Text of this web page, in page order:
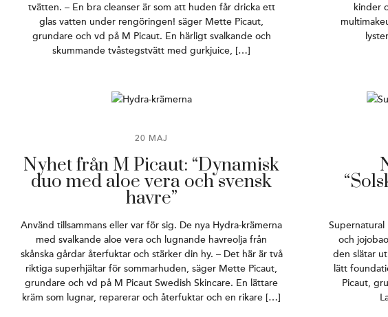
tvätten. – En bra cleanser är som att huden får dricka ett
glas vatten under rengöringen! säger Mette Picaut,
grundare och vd på M Picaut. En härligt svalkande och
skummande tvåstegstvätt med gurkjuice, […]
kinder
20 MAJ
Nyhet från M Picaut: “Dynamisk
duo med aloe vera och svensk
havre”
Använd tillsammans eller var för sig. De nya Hydra-krämerna
med svalkande aloe vera och lugnande havreolja från
skånska gårdar återfuktar och stärker din hy. – Det här är två
riktiga superhjältar för sommarhuden, säger Mette Picaut,
grundare och vd på M Picaut Swedish Skincare. En lättare
kräm som lugnar, reparerar och återfuktar och en rikare […]
Supernatural
och
den slätar
lätt
Picaut,